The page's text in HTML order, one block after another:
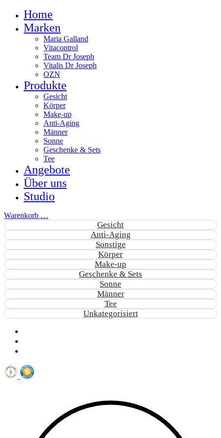
Home
Marken
Maria Galland
Vitacontrol
Team Dr Joseph
Vitalis Dr Joseph
OZN
Produkte
Gesicht
Körper
Make-up
Anti-Aging
Männer
Sonne
Geschenke & Sets
Tee
Angebote
Über uns
Studio
Warenkorb …
Gesicht
Anti-Aging
Sonstige
Körper
Make-up
Geschenke & Sets
Sonne
Männer
Tee
Unkategorisiert